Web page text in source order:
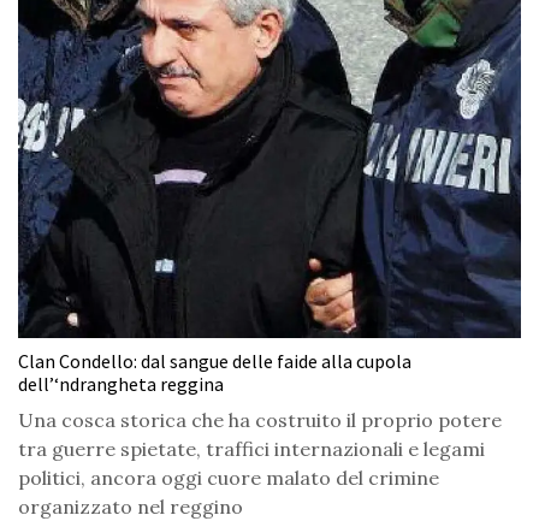
Clan Condello: dal sangue delle faide alla cupola
dell’‘ndrangheta reggina
Una cosca storica che ha costruito il proprio potere
tra guerre spietate, traffici internazionali e legami
politici, ancora oggi cuore malato del crimine
organizzato nel reggino